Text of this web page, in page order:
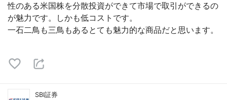
性のある米国株を分散投資ができて市場で取引ができるの
が魅力です。しかも低コストです。
一石二鳥も三鳥もあるとても魅力的な商品だと思います。
SBI証券